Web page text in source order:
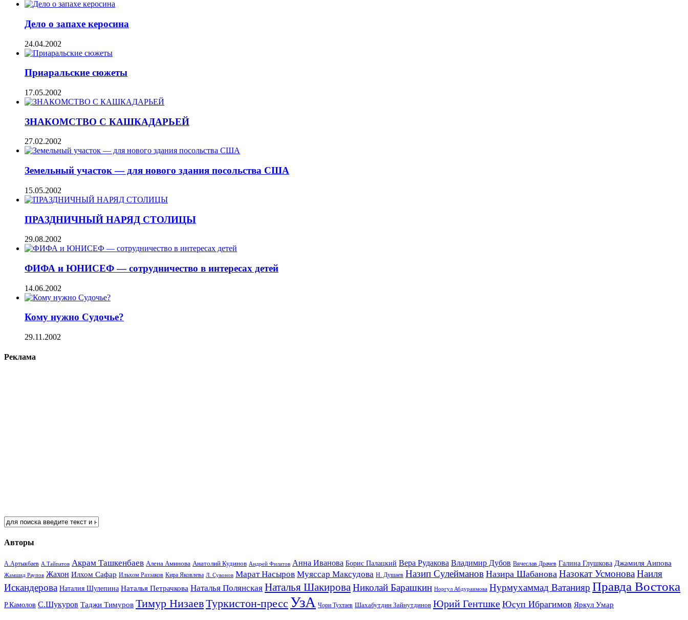
Дело о запахе керосина
24.04.2002
Приаральские сюжеты
17.05.2002
ЗНАКОМСТВО С КАШКАДАРЬЕЙ
27.02.2002
Земельный участок — для нового здания посольства США
15.05.2002
ПРАЗДНИЧНЫЙ НАРЯД СТОЛИЦЫ
29.08.2002
ФИФА и ЮНИСЕФ — сотрудничество в интересах детей
14.06.2002
Кому нужно Судочье?
29.11.2002
Реклама
Авторы
А.Артыкбаев А.Тайпатов Акрам Ташкенбаев Алена Аминова Анатолий Кудинов Андрей Филатов Анна Иванова Борис Палацкий Вера Рудакова Владимир Дубов Вячеслав Драчев Галина Глушкова Джамиля Аипова
Жамшид Раупов Жахон Илхом Сафар Ильхом Раззаков Кира Яковлева Л. Сувонов Марат Насыров Муяссар Максудова Н. Душаев Назип Сулейманов Назира Шабанова Назокат УсмоноваНаиля
Искандерова Наталия Шулепина Наталья Петрачкова Наталья Полянская Наталья Шакирова Николай Барашкин Норгул Абдураимова Нурмухаммад Ватанияр Правда Востока
Р.Камолов С.Шукуров Таджи Тимуров Тимур НизаевТуркистон-пресс УзА Чори Тухтаев Шахабутдин Зайнутдинов Юрий Гентшке Юсуп Ибрагимов Яркул Умар